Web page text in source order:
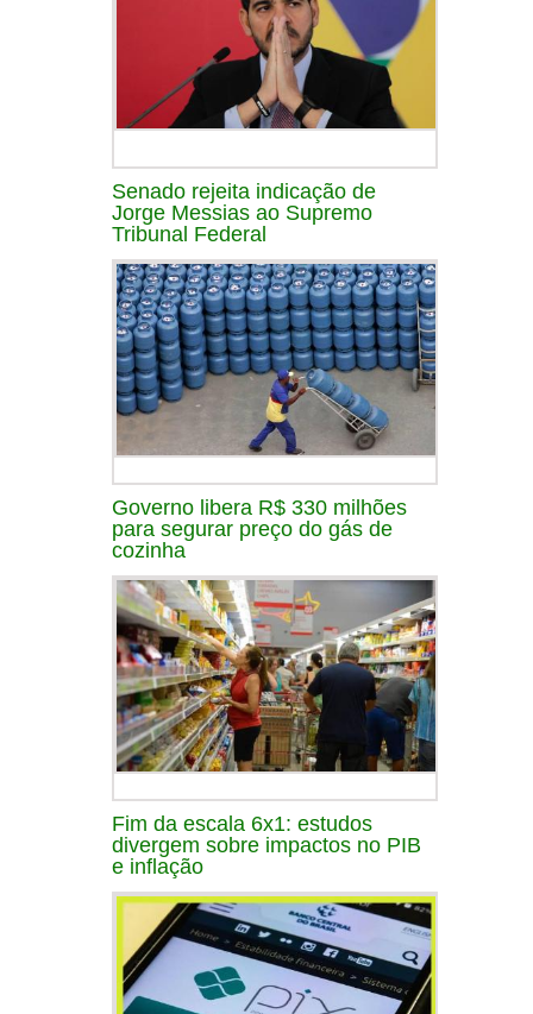
Senado rejeita indicação de
Jorge Messias ao Supremo
Tribunal Federal
Governo libera R$ 330 milhões
para segurar preço do gás de
cozinha
Fim da escala 6x1: estudos
divergem sobre impactos no PIB
e inflação